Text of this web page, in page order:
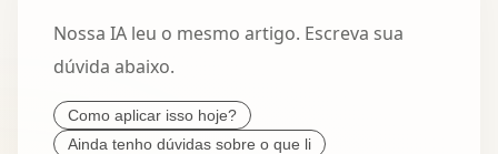
Nossa IA leu o mesmo artigo. Escreva sua
dúvida abaixo.
Como aplicar isso hoje?
Ainda tenho dúvidas sobre o que li